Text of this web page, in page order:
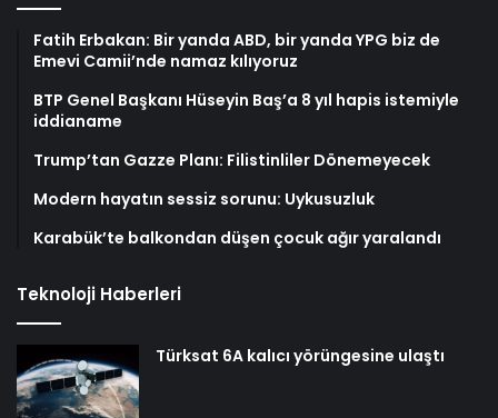
Fatih Erbakan: Bir yanda ABD, bir yanda YPG biz de
Emevi Camii’nde namaz kılıyoruz
BTP Genel Başkanı Hüseyin Baş’a 8 yıl hapis istemiyle
iddianame
Trump’tan Gazze Planı: Filistinliler Dönemeyecek
Modern hayatın sessiz sorunu: Uykusuzluk
Karabük’te balkondan düşen çocuk ağır yaralandı
Teknoloji Haberleri
Türksat 6A kalıcı yörüngesine ulaştı